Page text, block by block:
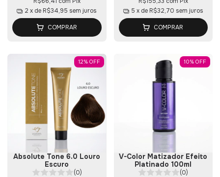
2 x de R$34,95 sem juros
COMPRAR
5 x de R$32,70 sem juros
COMPRAR
12% OFF
Absolute Tone 6.0 Louro
Escuro
(0)
10% OFF
V-Color Matizador Efeito
Platinado 100ml
(0)